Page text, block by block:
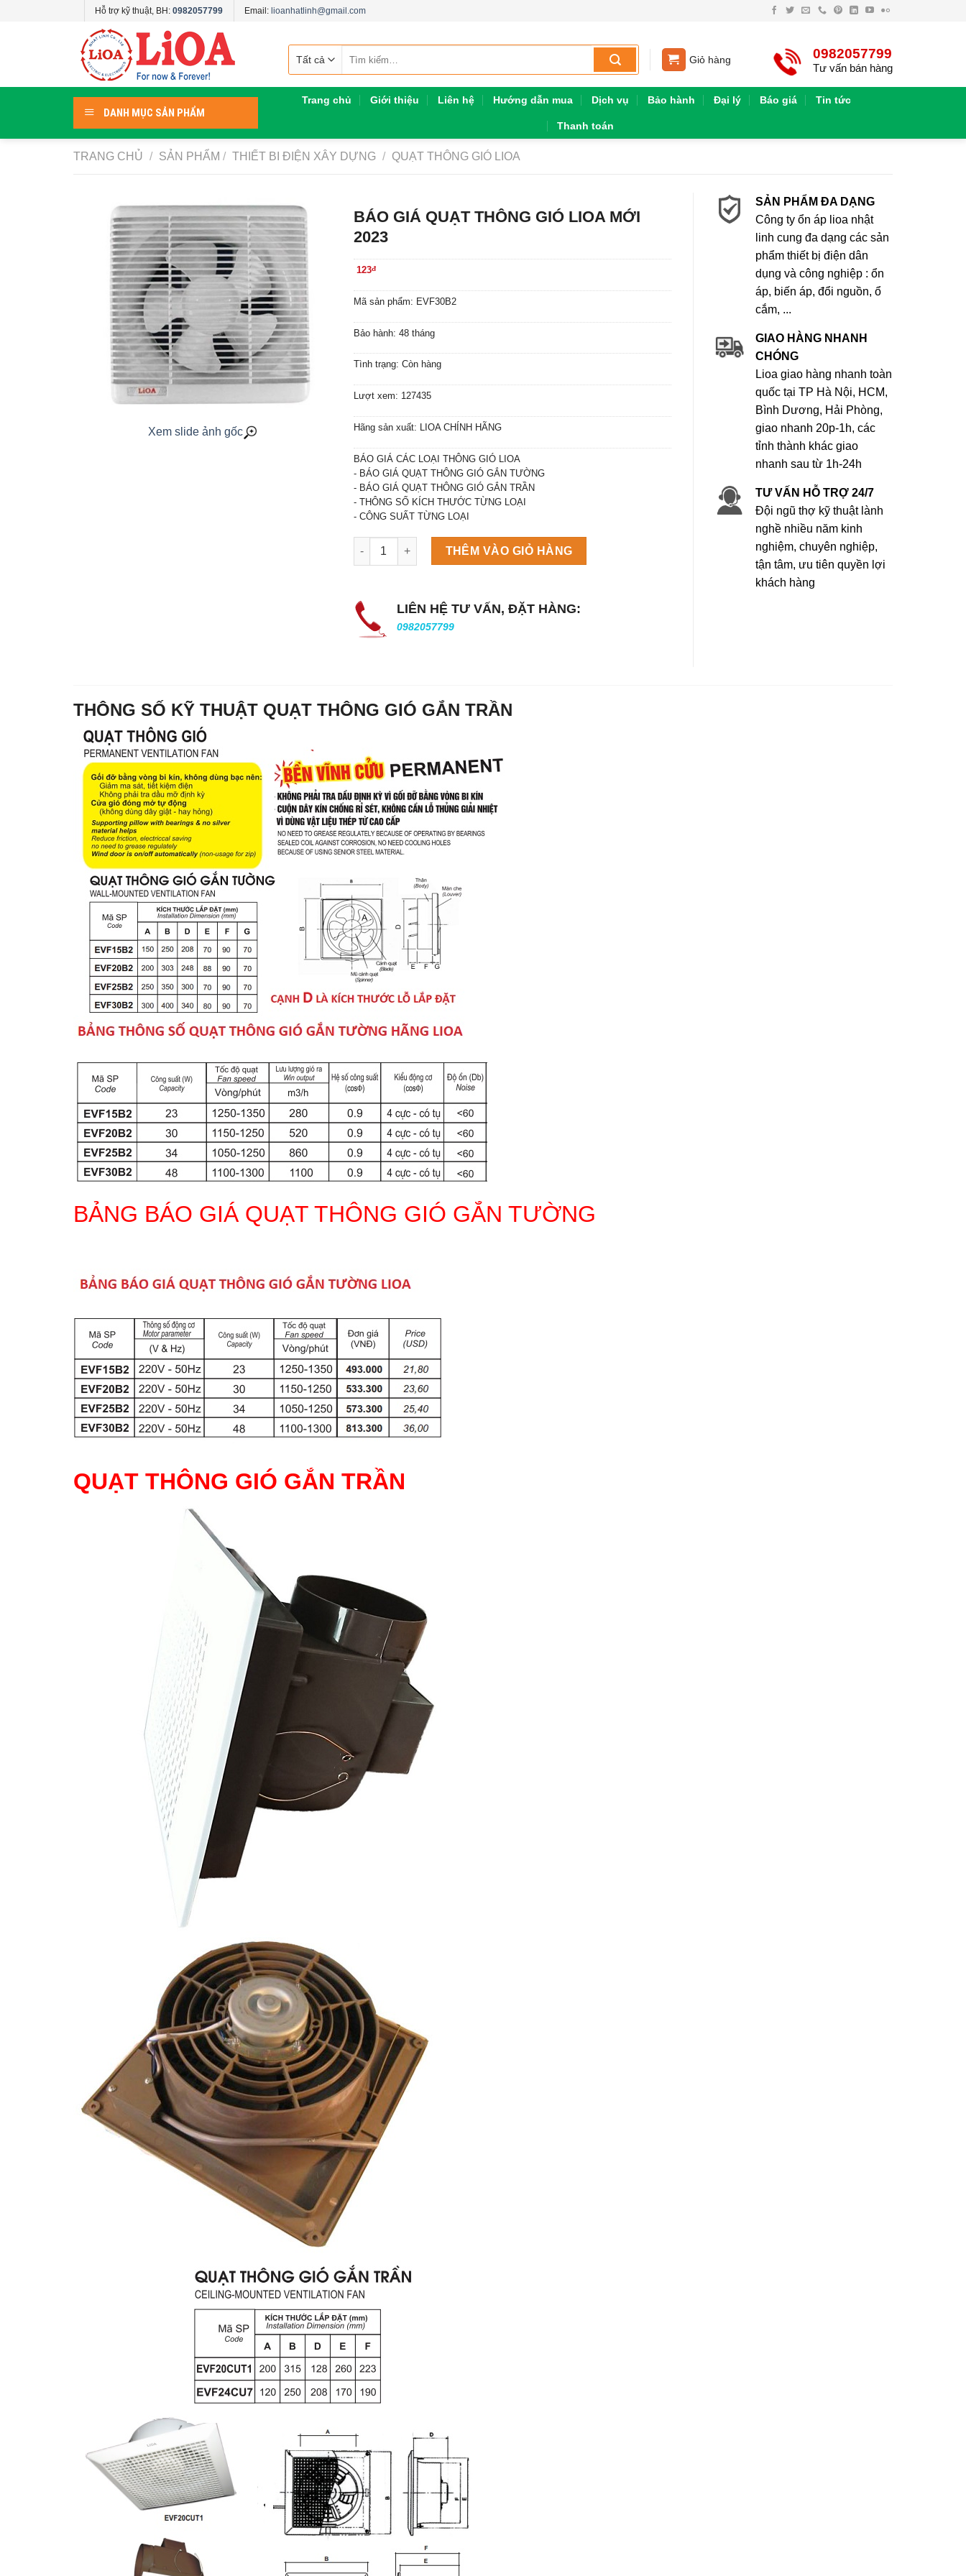
Hỗ trợ kỹ thuật, BH: 0982057799 Email: lioanhatlinh@gmail.com
kiếm:
Giỏ hàng 0982057799
Tư vấn bán hàng
DANH MỤC SẢN PHẨM
Trang chủ Giới thiệu Liên hệ Hướng dẫn mua Dịch vụ Bảo hành Đại lý Báo giá Tin tức
Thanh toán
TRANG CHỦ / SẢN PHẨM / THIẾT BI ĐIỆN XÂY DỰNG / QUẠT THÔNG GIÓ LIOA
Xem slide ảnh gốc
BÁO GIÁ QUẠT THÔNG GIÓ LIOA MỚI
2023
123đ
Mã sản phẩm: EVF30B2
Bảo hành: 48 tháng
Tình trạng: Còn hàng
Lượt xem: 127435
Hãng sản xuất: LIOA CHÍNH HÃNG
BÁO GIÁ CÁC LOẠI THÔNG GIÓ LIOA
- BÁO GIÁ QUẠT THÔNG GIÓ GẮN TƯỜNG
- BÁO GIÁ QUẠT THÔNG GIÓ GẮN TRẦN
- THÔNG SỐ KÍCH THƯỚC TỪNG LOẠI
- CÔNG SUẤT TỪNG LOẠI
Máy làm đá viên Scotsman NW458AS số lượng
THÊM VÀO GIỎ HÀNG
LIÊN HỆ TƯ VẤN, ĐẶT HÀNG:
0982057799
SẢN PHẨM ĐA DẠNG
Công ty ổn áp lioa nhật
linh cung đa dạng các sản
phẩm thiết bị điện dân
dụng và công nghiệp : ổn
áp, biến áp, đổi nguồn, ổ
cắm, ...
GIAO HÀNG NHANH
CHÓNG
Lioa giao hàng nhanh toàn
quốc tại TP Hà Nội, HCM,
Bình Dương, Hải Phòng,
giao nhanh 20p-1h, các
tỉnh thành khác giao
nhanh sau từ 1h-24h
TƯ VẤN HỖ TRỢ 24/7
Đội ngũ thợ kỹ thuật lành
nghề nhiều năm kinh
nghiệm, chuyên nghiệp,
tận tâm, ưu tiên quyền lợi
khách hàng
THÔNG SỐ KỸ THUẬT QUẠT THÔNG GIÓ GẮN TRẦN
BẢNG BÁO GIÁ QUẠT THÔNG GIÓ GẮN TƯỜNG
QUẠT THÔNG GIÓ GẮN TRẦN